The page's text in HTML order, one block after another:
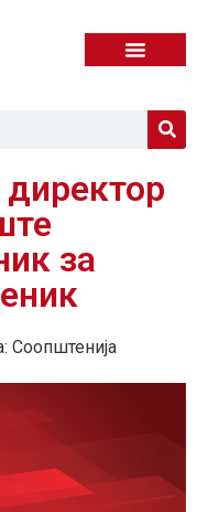
за
Соопштенија